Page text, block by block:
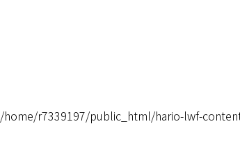
/home/r7339197/public_html/hario-lwf-